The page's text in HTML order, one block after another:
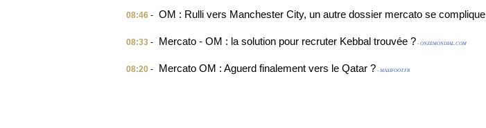
08:46 - OM : Rulli vers Manchester City, un autre dossier mercato se complique
08:33 - Mercato - OM : la solution pour recruter Kebbal trouvée ? - ONZEMONDIAL.COM
08:20 - Mercato OM : Aguerd finalement vers le Qatar ? - MAXIFOOT.FR